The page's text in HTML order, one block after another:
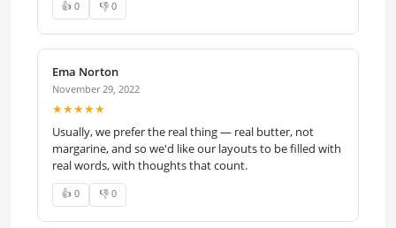
👍 0 👎 0
Ema Norton
November 29, 2022
★★★★★
Usually, we prefer the real thing — real butter, not
margarine, and so we'd like our layouts to be filled with
real words, with thoughts that count.
👍 0 👎 0